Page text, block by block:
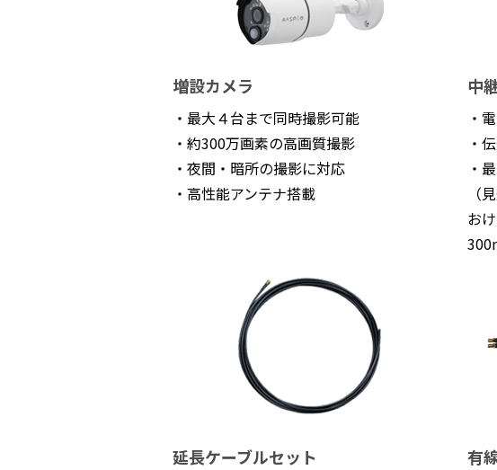
増設カメラ
・最大４台まで同時撮影可能
・約300万画素の高画質撮影
・夜間・暗所の撮影に対応
・高性能アンテナ搭載
中
・
・
・
（
お
延長ケーブルセット 有